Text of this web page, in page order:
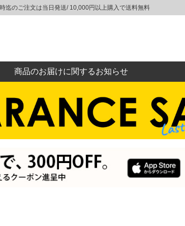
迄のご注文は当日発送/ 10,000円以上購入で送料無料
商品のお届けに関するお知らせ